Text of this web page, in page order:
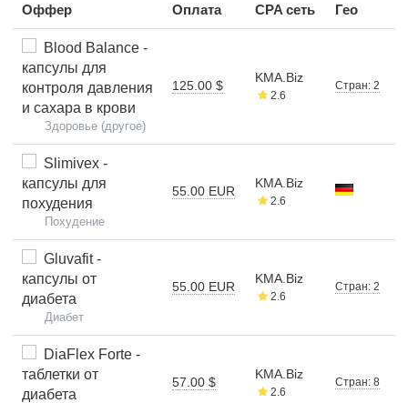
Оффер Оплата CPA сеть Гео
Blood Balance -
капсулы для
контроля давления
и сахара в крови
Здоровье (другое)
125.00 $
KMA.Biz
2.6
Стран: 2
Slimivex -
капсулы для
похудения
Похудение
55.00 EUR
KMA.Biz
2.6
Gluvafit -
капсулы от
диабета
Диабет
55.00 EUR
KMA.Biz
2.6
Стран: 2
DiaFlex Forte -
таблетки от
диабета
57.00 $
KMA.Biz
2.6
Стран: 8